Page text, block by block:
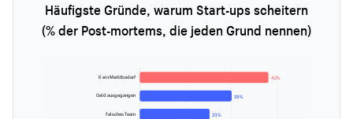
Häufigste Gründe, warum Start-ups scheitern
(% der Post-mortems, die jeden Grund nennen)
Kein Marktbedarf 42%
Geld ausgegangen 29%
Falsches Team 23%